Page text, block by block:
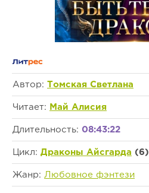
Автор: Томская Светлана
Читает: Май Алисия
Длительность: 08:43:22
Цикл: Драконы Айсгарда (6)
Жанр: Любовное фэнтези